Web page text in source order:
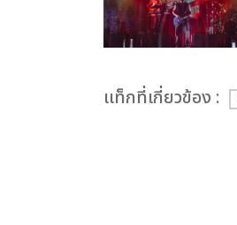
เเท็กที่เกี่ยวข้อง :